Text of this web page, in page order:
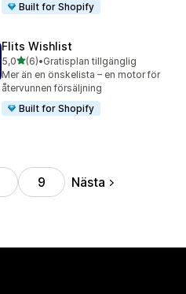
Built for Shopify
Flits Wishlist
5,0av 5 stjärnor
(6)
6 recensioner totalt
•Gratisplan tillgänglig
Mer än en önskelista – en motor för
återvunnen försäljning
Built for Shopify
9 Nästa